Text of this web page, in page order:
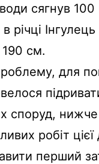
води сягнув
річці
см.
для
споруд,
робіт цієї
перший